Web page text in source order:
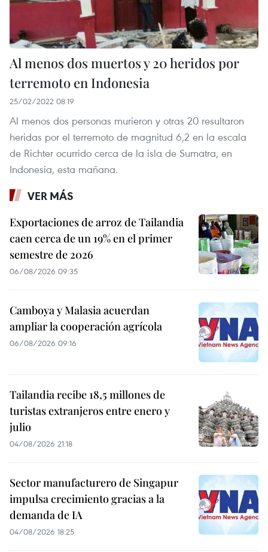
Al menos dos muertos y 20 heridos por
terremoto en Indonesia
25/02/2022 08:19
Al menos dos personas murieron y otras 20 resultaron
heridas por el terremoto de magnitud 6,2 en la escala
de Richter ocurrido cerca de la isla de Sumatra, en
Indonesia, esta mañana.
VER MÁS
Exportaciones de arroz de Tailandia
caen cerca de un 19% en el primer
semestre de 2026
06/08/2026 09:35
Camboya y Malasia acuerdan
ampliar la cooperación agrícola
06/08/2026 09:16
Tailandia recibe 18,5 millones de
turistas extranjeros entre enero y
julio
04/08/2026 21:18
Sector manufacturero de Singapur
impulsa crecimiento gracias a la
demanda de IA
04/08/2026 18:25